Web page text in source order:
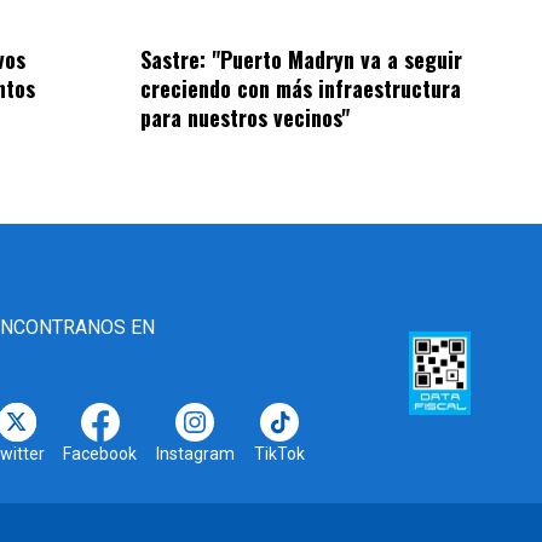
Sastre: "Puerto Madryn va a seguir
creciendo con más infraestructura
para nuestros vecinos"
EN
Facebook Instagram TikTok